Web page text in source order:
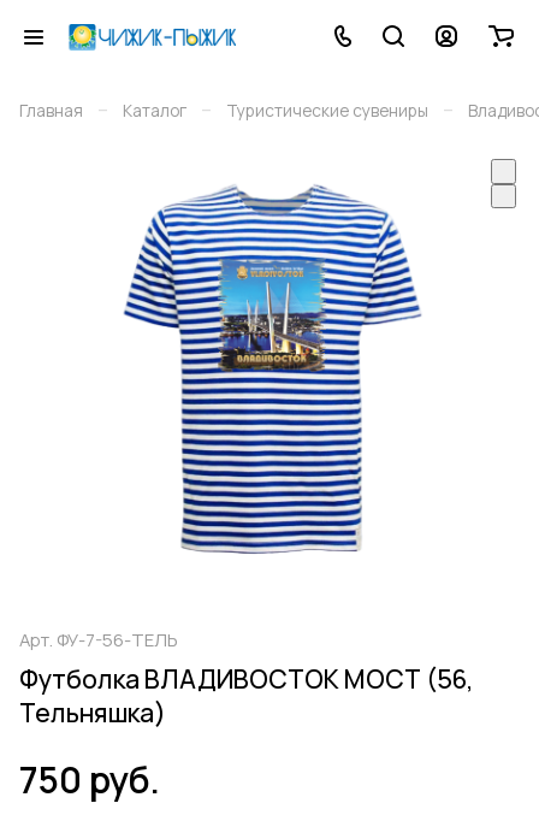
Главная – Каталог – Туристические сувениры –
Арт. ФУ-7-56-ТЕЛЬ
Футболка ВЛАДИВОСТОК МОСТ (56,
Тельняшка)
750 руб.